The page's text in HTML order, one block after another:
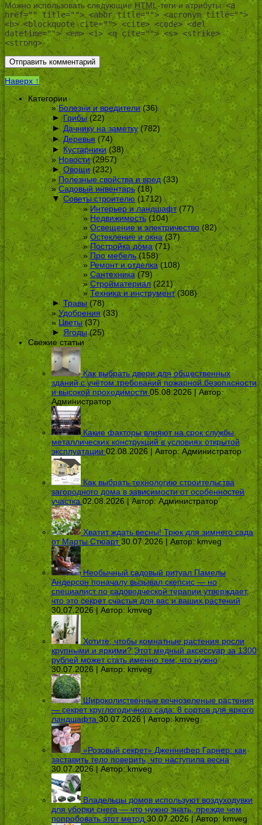
Можно использовать следующиеHTML-теги и атрибуты:<a
href="" title=""> <abbr title=""> <acronym title="">
<b> <blockquote cite=""> <cite> <code> <del
datetime=""> <em> <i> <q cite=""> <s> <strike>
<strong>
Наверх ↑
Категории
Болезни и вредители (36)
► Грибы(22)
► Дачнику на заметку(782)
► Деревья (74)
► Кустарники (38)
Новости(2957)
► Овощи(232)
Полезные свойства и вред(33)
Садовый инвентарь(18)
▼ Советы строителю (1712)
Интерьер и ландшафт(77)
Недвижимость(104)
Освещение и электричество (82)
Остекление и окна(37)
Постройка дома(71)
Про мебель(158)
Ремонт и отделка(108)
Сантехника(79)
Стройматериал (221)
Техника и инструмент(308)
► Травы(78)
Удобрения (33)
Цветы(37)
► Ягоды(25)
Свежие статьи
Как выбрать двери для общественных
зданий с учётом требований пожарной безопасности
и высокой проходимости 05.08.2026 | Автор:
Администратор
Какие факторы влияют на срок службы
металлических конструкций в условиях открытой
эксплуатации 02.08.2026 | Автор:Администратор
Как выбрать технологию строительства
загородного дома в зависимости от особенностей
участка 02.08.2026 | Автор: Администратор
Хватит ждать весны! Трюк для зимнего сада
от Марты Стюарт 30.07.2026 | Автор:kmveg
Необычный садовый ритуал Памелы
Андерсон поначалу вызывал скепсис — но
специалист по садоводческой терапии утверждает,
что это секрет счастья для вас и ваших растений
30.07.2026 | Автор: kmveg
Хотите, чтобы комнатные растения росли
крупными и яркими? Этот медный аксессуар за 1300
рублей может стать именно тем, что нужно
30.07.2026 | Автор: kmveg
Широколиственные вечнозеленые растения
— секрет круглогодичного сада: 8 сортов для яркого
ландшафта 30.07.2026 | Автор:kmveg
«Розовый секрет» Дженнифер Гарнер: как
заставить тело поверить, что наступила весна
30.07.2026 | Автор:kmveg
Владельцы домов используют воздуходувки
для уборки снега — что нужно знать, прежде чем
попробовать этот метод 30.07.2026 | Автор: kmveg